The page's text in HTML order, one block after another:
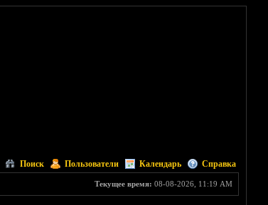
Поиск Пользователи Календарь Справка
Текущее время: 08-08-2026, 11:19 AM